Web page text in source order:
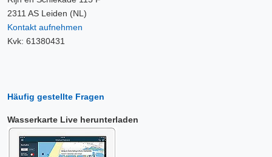
2311 AS Leiden (NL)
Kontakt aufnehmen
Kvk: 61380431
Häufig gestellte Fragen
Wasserkarte Live herunterladen